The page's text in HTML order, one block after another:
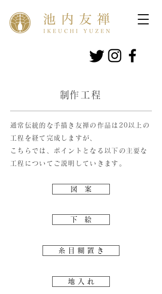
​制作工程
通常伝統的な手描き友禅の作品は20以上の
工程を経て完成しますが、
こちらでは、ポイントとなる以下の主要な
工程についてご説明していきます。
図 案
下 絵
糸 目 糊 置 き
地 入 れ